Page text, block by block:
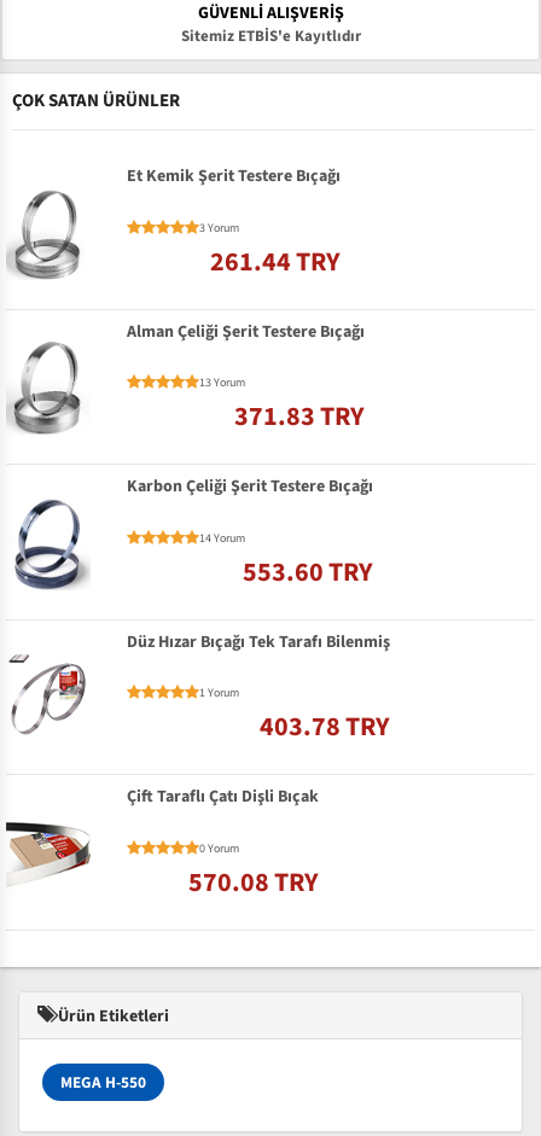
GÜVENLI ALIŞVERIŞ
Sitemiz ETBİS'e Kayıtlıdır
ÇOK SATAN ÜRÜNLER
Et Kemik Şerit Testere Bıçağı
3 Yorum
261.44 TRY
Alman Çeliği Şerit Testere Bıçağı
13 Yorum
371.83 TRY
Karbon Çeliği Şerit Testere Bıçağı
14 Yorum
553.60 TRY
Düz Hızar Bıçağı Tek Tarafı Bilenmiş
1 Yorum
403.78 TRY
Çift Taraflı Çatı Dişli Bıçak
0 Yorum
570.08 TRY
Ürün Etiketleri
MEGA H-550